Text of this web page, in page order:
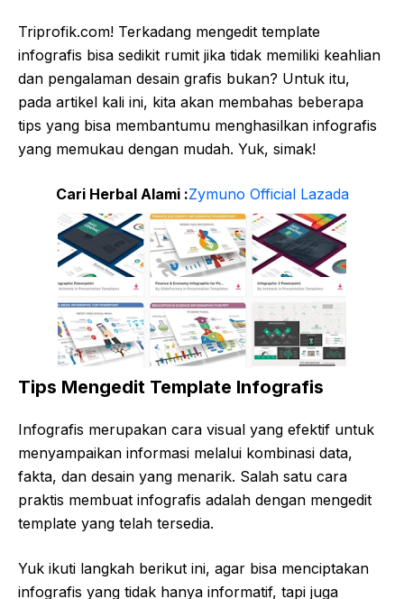
Triprofik.com! Terkadang mengedit template
infografis bisa sedikit rumit jika tidak memiliki keahlian
dan pengalaman desain grafis bukan? Untuk itu,
pada artikel kali ini, kita akan membahas beberapa
tips yang bisa membantumu menghasilkan infografis
yang memukau dengan mudah. Yuk, simak!
Cari Herbal Alami :Zymuno Official Lazada
Tips Mengedit Template Infografis
Infografis merupakan cara visual yang efektif untuk
menyampaikan informasi melalui kombinasi data,
fakta, dan desain yang menarik. Salah satu cara
praktis membuat infografis adalah dengan mengedit
template yang telah tersedia.
Yuk ikuti langkah berikut ini, agar bisa menciptakan
infografis yang tidak hanya informatif, tapi juga